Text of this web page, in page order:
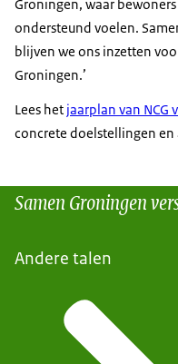
Groningen, waar
ondersteund voelen.
blijven we ons inzetten
Groningen.’
Lees het jaarplan van NCG
concrete doelstellingen en
Samen Groningen
Andere talen